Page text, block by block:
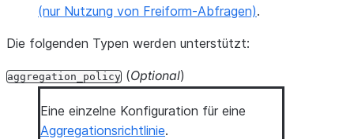
(nur Nutzung von Freiform-Abfragen).
Die folgenden Typen werden unterstützt:
aggregation_policy (Optional)
Eine einzelne Konfiguration für eine
Aggregationsrichtlinie.